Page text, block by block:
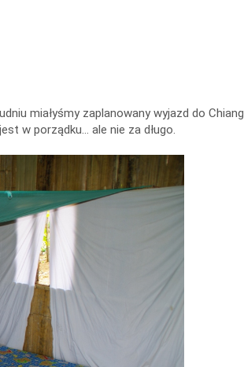
miałyśmy zaplanowany wyjazd do Chiang
w porządku… ale nie za długo.